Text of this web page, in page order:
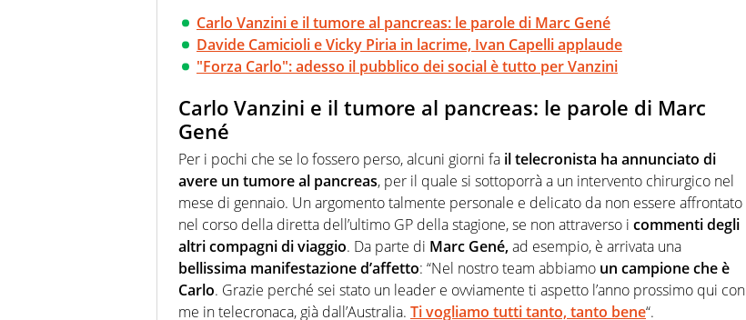
Carlo Vanzini e il tumore al pancreas: le parole di Marc Gené
Davide Camicioli e Vicky Piria in lacrime, Ivan Capelli applaude
"Forza Carlo": adesso il pubblico dei social è tutto per Vanzini
Carlo Vanzini e il tumore al pancreas: le parole di Marc
Gené
Per i pochi che se lo fossero perso, alcuni giorni fa il telecronista ha annunciato di
avere un tumore al pancreas, per il quale si sottoporrà a un intervento chirurgico nel
mese di gennaio. Un argomento talmente personale e delicato da non essere affrontato
nel corso della diretta dell’ultimo GP della stagione, se non attraverso i commenti degli
altri compagni di viaggio. Da parte di Marc Gené,ad esempio, è arrivata una
bellissima manifestazione d’affetto: “Nel nostro team abbiamo un campione che è
Carlo. Grazie perché sei stato un leader e ovviamente ti aspetto l’anno prossimo qui con
me in telecronaca, già dall’Australia. Ti vogliamo tutti tanto, tanto bene“.